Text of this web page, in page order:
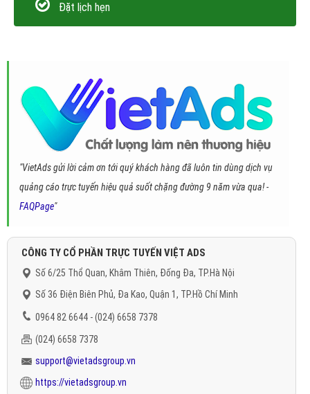
Đặt lịch hẹn
"VietAds gửi lời cảm ơn tới quý khách hàng đã luôn tin dùng dịch vụ
quảng cáo trực tuyến hiệu quả suốt chặng đường 9 năm vừa qua! -
FAQPage"
CÔNG TY CỔ PHẦN TRỰC TUYẾN VIỆT ADS
Số 6/25 Thổ Quan, Khâm Thiên, Đống Đa, TP.Hà Nội
Số 36 Điện Biên Phủ, Đa Kao, Quận 1, TP.Hồ Chí Minh
0964 82 6644 - (024) 6658 7378
(024) 6658 7378
support@vietadsgroup.vn
https://vietadsgroup.vn